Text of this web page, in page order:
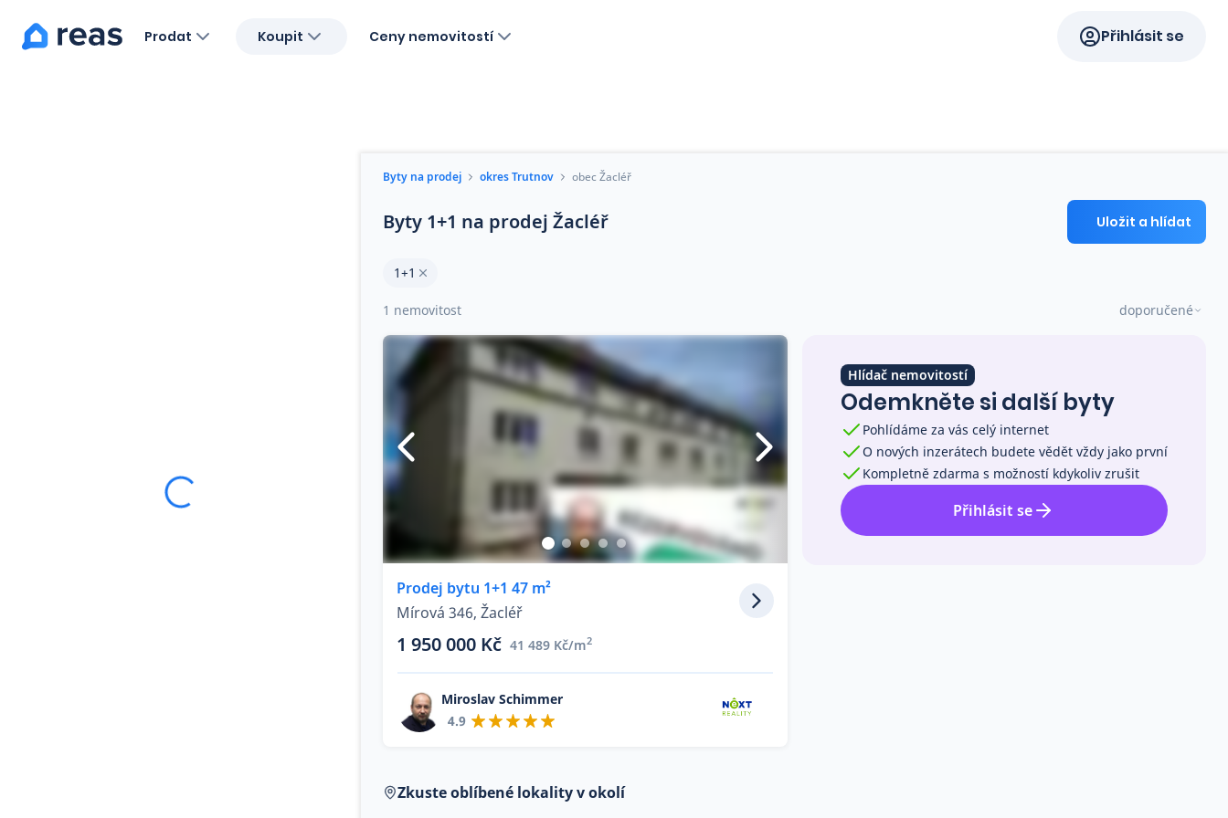
Prodat Koupit Ceny nemovitostí Přihlásit se
Byty na prodej okres Trutnov obec Žacléř
Byty 1+1 na prodej Žacléř Uložit a hlídat
1+1
1 nemovitost doporučené
Prodej bytu 1+1 47 m²
Mírová 346, Žacléř
1 950 000 Kč 41 489 Kč/m2
Miroslav Schimmer
4.9
Hlídač nemovitostí
Odemkněte si další byty
Pohlídáme za vás celý internet
O nových inzerátech budete vědět vždy jako první
Kompletně zdarma s možností kdykoliv zrušit
Přihlásit se
Zkuste oblíbené lokality v okolí